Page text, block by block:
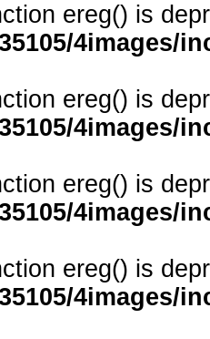
ereg() is
4images/
ereg() is
4images/
ereg() is
4images/
ereg() is
4images/